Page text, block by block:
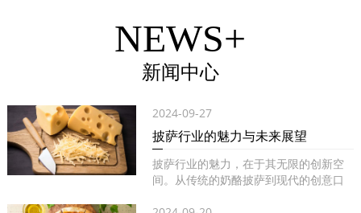
NEWS+
新闻中心
2024-09-27
披萨行业的魅力与未来展望
披萨行业的魅力，在于其无限的创新空
间。从传统的奶酪披萨到现代的创意口